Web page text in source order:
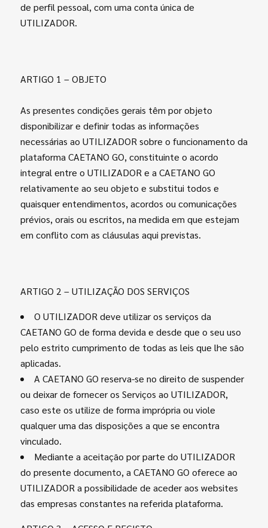
de perfil pessoal, com uma conta única de
UTILIZADOR.
ARTIGO 1 – OBJETO
As presentes condições gerais têm por objeto
disponibilizar e definir todas as informações
necessárias ao UTILIZADOR sobre o funcionamento da
plataforma CAETANO GO, constituinte o acordo
integral entre o UTILIZADOR e a CAETANO GO
relativamente ao seu objeto e substitui todos e
quaisquer entendimentos, acordos ou comunicações
prévios, orais ou escritos, na medida em que estejam
em conflito com as cláusulas aqui previstas.
ARTIGO 2 – UTILIZAÇÃO DOS SERVIÇOS
O UTILIZADOR deve utilizar os serviços da
CAETANO GO de forma devida e desde que o seu uso
pelo estrito cumprimento de todas as leis que lhe são
aplicadas.
A CAETANO GO reserva-se no direito de suspender
ou deixar de fornecer os Serviços ao UTILIZADOR,
caso este os utilize de forma imprópria ou viole
qualquer uma das disposições a que se encontra
vinculado.
Mediante a aceitação por parte do UTILIZADOR
do presente documento, a CAETANO GO oferece ao
UTILIZADOR a possibilidade de aceder aos websites
das empresas constantes na referida plataforma.